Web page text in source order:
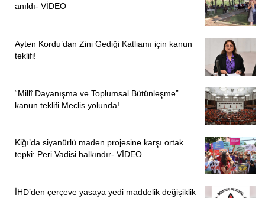
anıldı- VİDEO
Ayten Kordu’dan Zini Gediği Katliamı için kanun
teklifi!
“Millî Dayanışma ve Toplumsal Bütünleşme”
kanun teklifi Meclis yolunda!
Kiğı’da siyanürlü maden projesine karşı ortak
tepki: Peri Vadisi halkındır- VİDEO
İHD’den çerçeve yasaya yedi maddelik değişiklik